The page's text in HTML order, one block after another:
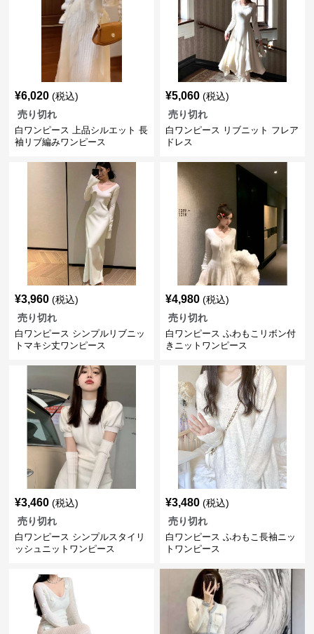
¥6,020 (税込)
売り切れ
白ワンピース 上品シルエット 長
袖リブ編みワンピース
¥5,060 (税込)
売り切れ
白ワンピース リブニット フレア
ドレス
¥3,960 (税込)
売り切れ
白ワンピース シンプルリブニッ
トマキシ丈ワンピース
¥4,980 (税込)
売り切れ
白ワンピース ふわもこリボン付
きニットワンピース
¥3,460 (税込)
売り切れ
白ワンピース シンプルスタイリ
ッシュニットワンピース
¥3,480 (税込)
売り切れ
白ワンピース ふわもこ長袖ニッ
トワンピース